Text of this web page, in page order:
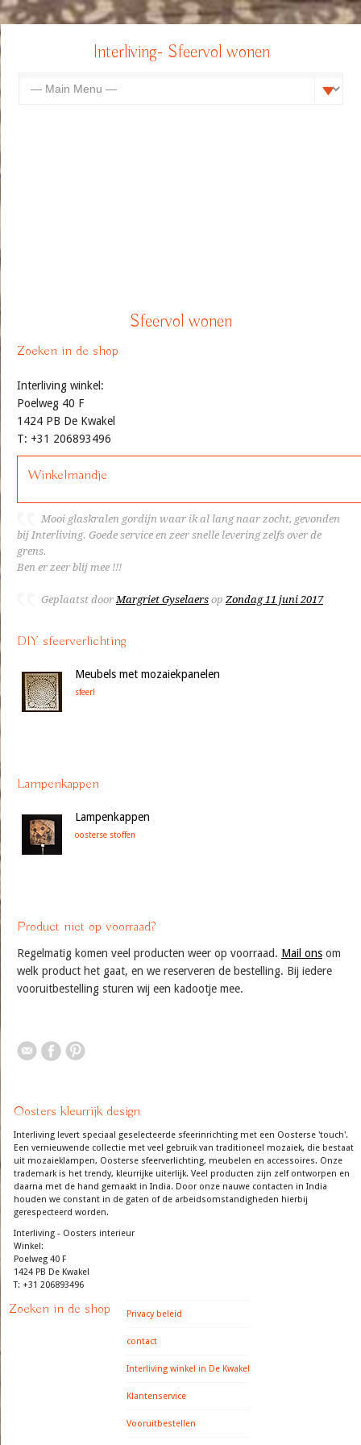
Interliving- Sfeervol wonen
Sfeervol wonen
Zoeken in de shop
Interliving winkel:
Poelweg 40 F
1424 PB De Kwakel
T: +31 206893496
Winkelmandje
Mooi glaskralen gordijn waar ik al lang naar zocht, gevonden
bij Interliving. Goede service en zeer snelle levering zelfs over de
grens.
Ben er zeer blij mee !!!
Geplaatst doorMargriet Gyselaers op Zondag 11 juni 2017
DIY sfeerverlichting
Meubels met mozaiekpanelen
sfeer!
Lampenkappen
Lampenkappen
oosterse stoffen
Product niet op voorraad?
Regelmatig komen veel producten weer op voorraad. Mail ons om
welk product het gaat, en we reserveren de bestelling. Bij iedere
vooruitbestelling sturen wij een kadootje mee.
Oosters kleurrijk design
Interliving levert speciaal geselecteerde sfeerinrichting met een Oosterse 'touch'.
Een vernieuwende collectie met veel gebruik van traditioneel mozaiek, die bestaat
uit mozaieklampen, Oosterse sfeerverlichting, meubelen en accessoires. Onze
trademark is het trendy, kleurrijke uiterlijk. Veel producten zijn zelf ontworpen en
daarna met de hand gemaakt in India. Door onze nauwe contacten in India
houden we constant in de gaten of de arbeidsomstandigheden hierbij
gerespecteerd worden.
Interliving - Oosters interieur
Winkel:
Poelweg 40 F
1424 PB De Kwakel
T: +31 206893496
Zoeken in de shop Privacy beleid
contact
Interliving winkel in De Kwakel
Klantenservice
Vooruitbestellen